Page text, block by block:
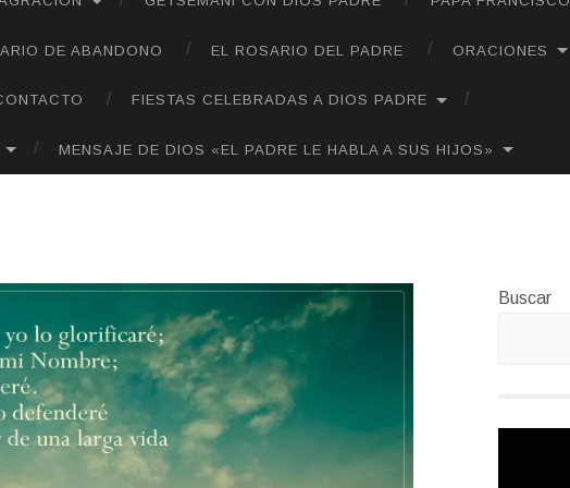
DE ABANDONO EL ROSARIO DEL PADRE ORACIONES
FIESTAS CELEBRADAS A DIOS PADRE
MENSAJE DE DIOS «EL PADRE LE HABLA A SUS HIJOS»
Buscar